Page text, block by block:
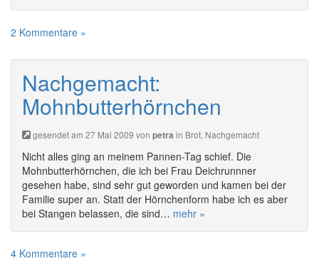
2 Kommentare »
Nachgemacht:
Mohnbutterhörnchen
gesendet am 27 Mai 2009 von petra in Brot, Nachgemacht
Nicht alles ging an meinem Pannen-Tag schief. Die
Mohnbutterhörnchen, die ich bei Frau Deichrunnner
gesehen habe, sind sehr gut geworden und kamen bei der
Familie super an. Statt der Hörnchenform habe ich es aber
bei Stangen belassen, die sind… mehr »
4 Kommentare »